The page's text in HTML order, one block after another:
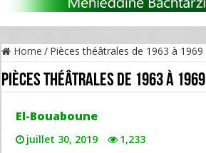
Home / Pièces théâtrales de 1963 à 1969
Pièces théâtrales de 1963 à 1969
El-Bouaboune
juillet 30, 2019
1,233